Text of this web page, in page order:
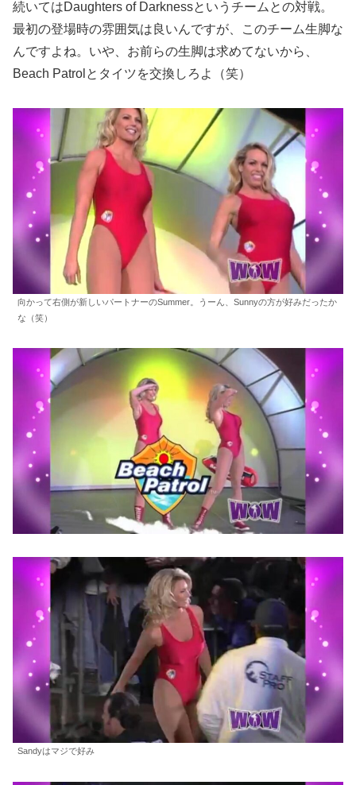
続いてはDaughters of Darknessというチームとの対戦。
最初の登場時の雰囲気は良いんですが、このチーム生脚な
んですよね。いや、お前らの生脚は求めてないから、
Beach Patrolとタイツを交換しろよ（笑）
向かって右側が新しいパートナーのSummer。うーん、Sunnyの方が好みだったか
な（笑）
Sandyはマジで好み